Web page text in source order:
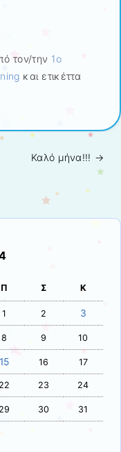
τον/την 1ο
και ετικέττα
Καλό μήνα!!! →
Π Σ Κ
1 2 3
8 9 10
15 16 17
22 23 24
29 30 31